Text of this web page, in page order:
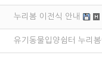
누리봄 이전식 안내
유기동물입양쉼터 누리